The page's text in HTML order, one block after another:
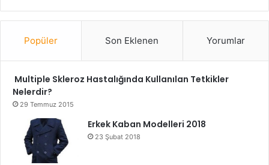
Popüler Son Eklenen Yorumlar
Multiple Skleroz Hastalığında Kullanılan Tetkikler
Nelerdir?
29 Temmuz 2015
Erkek Kaban Modelleri 2018
23 Şubat 2018